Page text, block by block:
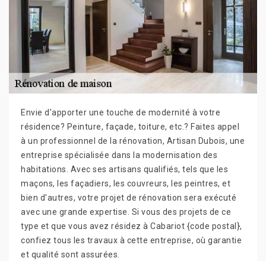
Envie d'apporter une touche de modernité à votre
résidence? Peinture, façade, toiture, etc.? Faites appel
à un professionnel de la rénovation, Artisan Dubois, une
entreprise spécialisée dans la modernisation des
habitations. Avec ses artisans qualifiés, tels que les
maçons, les façadiers, les couvreurs, les peintres, et
bien d'autres, votre projet de rénovation sera exécuté
avec une grande expertise. Si vous des projets de ce
type et que vous avez résidez à Cabariot {code postal},
confiez tous les travaux à cette entreprise, où garantie
et qualité sont assurées.